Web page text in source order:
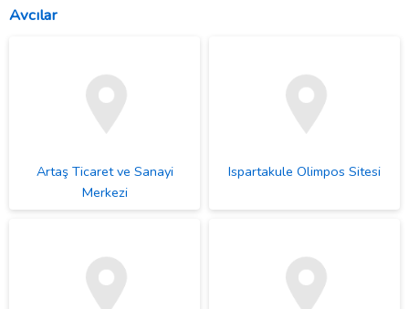
Avcılar
Artaş Ticaret ve Sanayi
Merkezi
Ispartakule Olimpos Sitesi